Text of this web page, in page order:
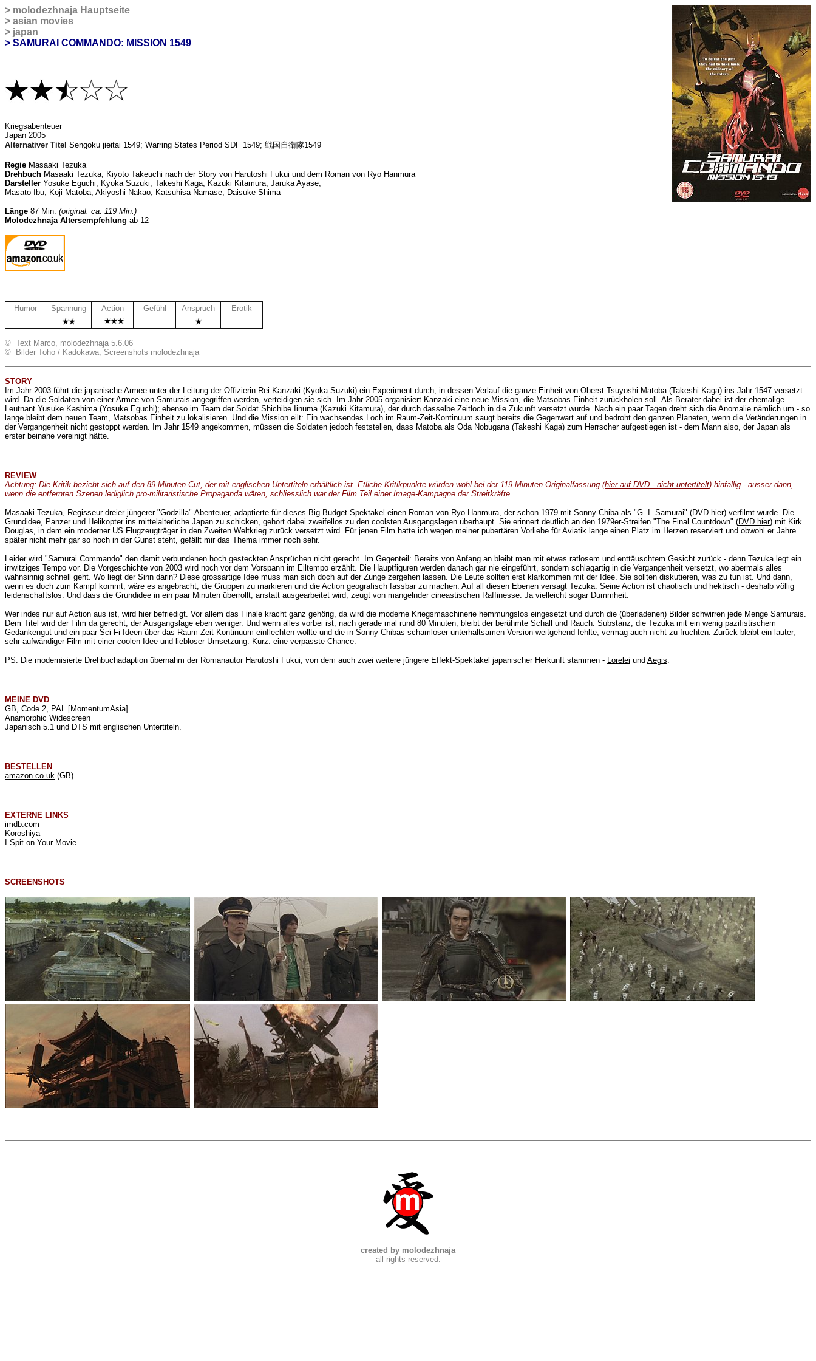
> molodezhnaja Hauptseite
> asian movies
> japan
> SAMURAI COMMANDO: MISSION 1549
Kriegsabenteuer
Japan 2005
Alternativer Titel Sengoku jieitai 1549; Warring States Period SDF 1549; 戦国自衛隊1549
Regie Masaaki Tezuka
Drehbuch Masaaki Tezuka, Kiyoto Takeuchi nach der Story von Harutoshi Fukui und dem Roman von Ryo Hanmura
Darsteller Yosuke Eguchi, Kyoka Suzuki, Takeshi Kaga, Kazuki Kitamura, Jaruka Ayase,
Masato Ibu, Koji Matoba, Akiyoshi Nakao, Katsuhisa Namase, Daisuke Shima
Länge 87 Min. (original: ca. 119 Min.)
Molodezhnaja Altersempfehlung ab 12
Humor Spannung Action Gefühl Anspruch
Erotik
© Text Marco, molodezhnaja 5.6.06
© Bilder Toho / Kadokawa, Screenshots molodezhnaja
STORY
Im Jahr 2003 führt die japanische Armee unter der Leitung der Offizierin Rei Kanzaki (Kyoka Suzuki) ein Experiment durch, in dessen Verlauf die ganze Einheit von Oberst Tsuyoshi Matoba (Takeshi Kaga) ins Jahr 1547 versetzt
wird. Da die Soldaten von einer Armee von Samurais angegriffen werden, verteidigen sie sich. Im Jahr 2005 organisiert Kanzaki eine neue Mission, die Matsobas Einheit zurückholen soll. Als Berater dabei ist der ehemalige
Leutnant Yusuke Kashima (Yosuke Eguchi); ebenso im Team der Soldat Shichibe Iinuma (Kazuki Kitamura), der durch dasselbe Zeitloch in die Zukunft versetzt wurde. Nach ein paar Tagen dreht sich die Anomalie nämlich um - so
lange bleibt dem neuen Team, Matsobas Einheit zu lokalisieren. Und die Mission eilt: Ein wachsendes Loch im Raum-Zeit-Kontinuum saugt bereits die Gegenwart auf und bedroht den ganzen Planeten, wenn die Veränderungen in
der Vergangenheit nicht gestoppt werden. Im Jahr 1549 angekommen, müssen die Soldaten jedoch feststellen, dass Matoba als Oda Nobugana (Takeshi Kaga) zum Herrscher aufgestiegen ist - dem Mann also, der Japan als
erster beinahe vereinigt hätte.
REVIEW
Achtung: Die Kritik bezieht sich auf den 89-Minuten-Cut, der mit englischen Untertiteln erhältlich ist. Etliche Kritikpunkte würden wohl bei der 119-Minuten-Originalfassung (hier auf DVD - nicht untertitelt) hinfällig - ausser dann,
wenn die entfernten Szenen lediglich pro-militaristische Propaganda wären, schliesslich war der Film Teil einer Image-Kampagne der Streitkräfte.
Masaaki Tezuka, Regisseur dreier jüngerer "Godzilla"-Abenteuer, adaptierte für dieses Big-Budget-Spektakel einen Roman von Ryo Hanmura, der schon 1979 mit Sonny Chiba als "G. I. Samurai" (DVD hier) verfilmt wurde. Die
Grundidee, Panzer und Helikopter ins mittelalterliche Japan zu schicken, gehört dabei zweifellos zu den coolsten Ausgangslagen überhaupt. Sie erinnert deutlich an den 1979er-Streifen "The Final Countdown" (DVD hier) mit Kirk
Douglas, in dem ein moderner US Flugzeugträger in den Zweiten Weltkrieg zurück versetzt wird. Für jenen Film hatte ich wegen meiner pubertären Vorliebe für Aviatik lange einen Platz im Herzen reserviert und obwohl er Jahre
später nicht mehr gar so hoch in der Gunst steht, gefällt mir das Thema immer noch sehr.
Leider wird "Samurai Commando" den damit verbundenen hoch gesteckten Ansprüchen nicht gerecht. Im Gegenteil: Bereits von Anfang an bleibt man mit etwas ratlosem und enttäuschtem Gesicht zurück - denn Tezuka legt ein
irrwitziges Tempo vor. Die Vorgeschichte von 2003 wird noch vor dem Vorspann im Eiltempo erzählt. Die Hauptfiguren werden danach gar nie eingeführt, sondern schlagartig in die Vergangenheit versetzt, wo abermals alles
wahnsinnig schnell geht. Wo liegt der Sinn darin? Diese grossartige Idee muss man sich doch auf der Zunge zergehen lassen. Die Leute sollten erst klarkommen mit der Idee. Sie sollten diskutieren, was zu tun ist. Und dann,
wenn es doch zum Kampf kommt, wäre es angebracht, die Gruppen zu markieren und die Action geografisch fassbar zu machen. Auf all diesen Ebenen versagt Tezuka: Seine Action ist chaotisch und hektisch - deshalb völlig
leidenschaftslos. Und dass die Grundidee in ein paar Minuten überrollt, anstatt ausgearbeitet wird, zeugt von mangelnder cineastischen Raffinesse. Ja vielleicht sogar Dummheit.
Wer indes nur auf Action aus ist, wird hier befriedigt. Vor allem das Finale kracht ganz gehörig, da wird die moderne Kriegsmaschinerie hemmungslos eingesetzt und durch die (überladenen) Bilder schwirren jede Menge Samurais.
Dem Titel wird der Film da gerecht, der Ausgangslage eben weniger. Und wenn alles vorbei ist, nach gerade mal rund 80 Minuten, bleibt der berühmte Schall und Rauch. Substanz, die Tezuka mit ein wenig pazifistischem
Gedankengut und ein paar Sci-Fi-Ideen über das Raum-Zeit-Kontinuum einflechten wollte und die in Sonny Chibas schamloser unterhaltsamen Version weitgehend fehlte, vermag auch nicht zu fruchten. Zurück bleibt ein lauter,
sehr aufwändiger Film mit einer coolen Idee und liebloser Umsetzung. Kurz: eine verpasste Chance.
PS: Die modernisierte Drehbuchadaption übernahm der Romanautor Harutoshi Fukui, von dem auch zwei weitere jüngere Effekt-Spektakel japanischer Herkunft stammen - Lorelei und Aegis.
MEINE DVD
GB, Code 2, PAL [MomentumAsia]
Anamorphic Widescreen
Japanisch 5.1 und DTS mit englischen Untertiteln.
BESTELLEN
amazon.co.uk (GB)
EXTERNE LINKS
imdb.com
Koroshiya
I Spit on Your Movie
SCREENSHOTS
created by molodezhnaja
all rights reserved.